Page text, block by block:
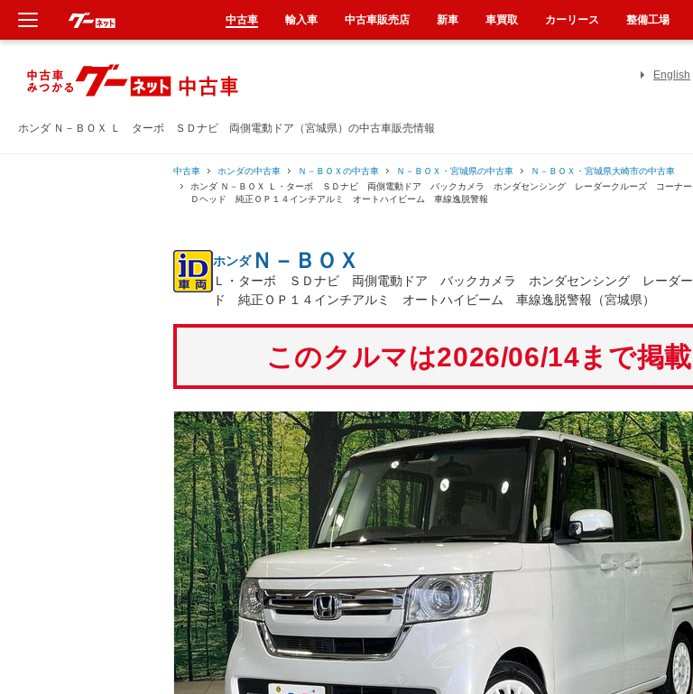
ホンダ Ｎ－ＢＯＸ Ｌ ターボ ＳＤナビ 両側電動ドア（宮城県）の中古車販売情報
English
中古車 ホンダの中古車 Ｎ－ＢＯＸの中古車 Ｎ－ＢＯＸ・宮城県の中古車
Ｎ－ＢＯＸ・宮城県大崎市の中古車
ホンダ Ｎ－ＢＯＸ Ｌ・ターボ ＳＤナビ 両側電動ドア バックカメラ ホンダセンシング レーダークルーズ コーナ
Ｄヘッド 純正ＯＰ１４インチアルミ オートハイビーム 車線逸脱警報
ホンダＮ－ＢＯＸ
Ｌ・ターボ ＳＤナビ 両側電動ドア バックカメラ ホンダセンシング レーダ
ド 純正ＯＰ１４インチアルミ オートハイビーム 車線逸脱警報（宮城県）
このクルマは2026/06/14まで掲
中古車 輸入車 中古車販売店 新車 車買取 カーリース 整備工場
新車
中古車